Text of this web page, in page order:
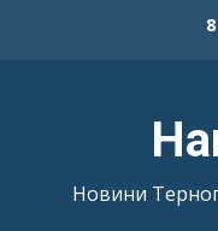
Новини